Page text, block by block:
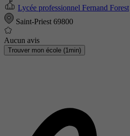
Lycée professionnel Fernand Forest
Saint-Priest 69800
Aucun avis
Trouver mon école (1min)